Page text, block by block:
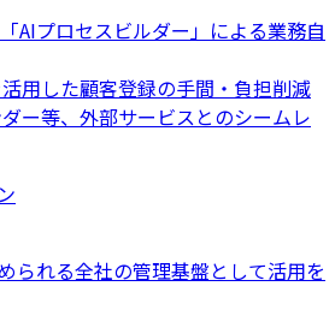
「AIプロセスビルダー」による業務自
活用した顧客登録の手間・負担削減
ー等、外部サービスとのシームレ
られる全社の管理基盤として活用を